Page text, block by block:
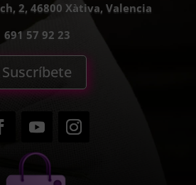
2, 46800 Xàtiva, Valencia
691 57 92 23
Suscríbete